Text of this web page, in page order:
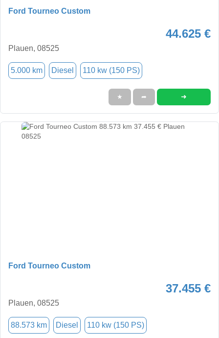
Ford Tourneo Custom
44.625 €
Plauen, 08525
5.000 km Diesel 110 kw (150 PS)
★ ➦ ➜
Ford Tourneo Custom
37.455 €
Plauen, 08525
88.573 km Diesel 110 kw (150 PS)